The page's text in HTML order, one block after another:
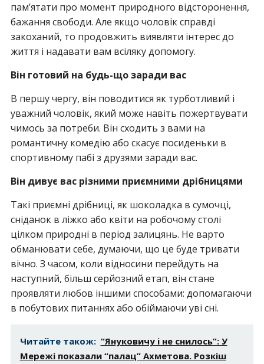
пам’ятати про момент природного відсторонення,
бажання свободи. Але якщо чоловік справді
закоханий, то продовжить виявляти інтерес до
життя і надавати вам всіляку допомогу.
Він готовий на будь-що заради вас
В першу чергу, він поводитися як турботливий і
уважний чоловік, який може навіть пожертвувати
чимось за потреби. Він сходить з вами на
романтичну комедію або скасує посиденьки в
спортивному пабі з друзями заради вас.
Він дивує вас різними приємними дрібницями
Такі приємні дрібниці, як шоколадка в сумочці,
сніданок в ліжко або квіти на робочому столі
цілком природні в період залицянь. Не варто
обманювати себе, думаючи, що це буде тривати
вічно. З часом, коли відносини перейдуть на
наступний, більш серйозний етап, він стане
проявляти любов іншими способами: допомагаючи
в побутових питаннях або обіймаючи уві сні.
Читайте також: “Януковичу і не снилось”: У
Мережі показали “палац” Ахметова. Розкіш